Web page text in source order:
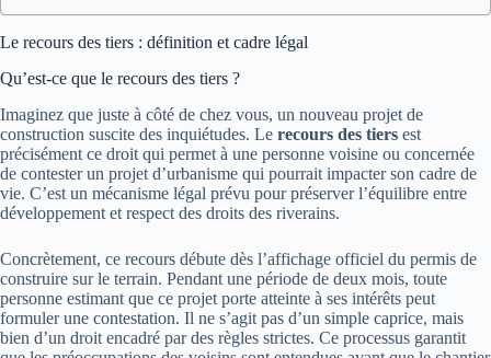
Le recours des tiers : définition et cadre légal
Qu’est-ce que le recours des tiers ?
Imaginez que juste à côté de chez vous, un nouveau projet de
construction suscite des inquiétudes. Le recours des tiers est
précisément ce droit qui permet à une personne voisine ou concernée
de contester un projet d’urbanisme qui pourrait impacter son cadre de
vie. C’est un mécanisme légal prévu pour préserver l’équilibre entre
développement et respect des droits des riverains.
Concrètement, ce recours débute dès l’affichage officiel du permis de
construire sur le terrain. Pendant une période de deux mois, toute
personne estimant que ce projet porte atteinte à ses intérêts peut
formuler une contestation. Il ne s’agit pas d’un simple caprice, mais
bien d’un droit encadré par des règles strictes. Ce processus garantit